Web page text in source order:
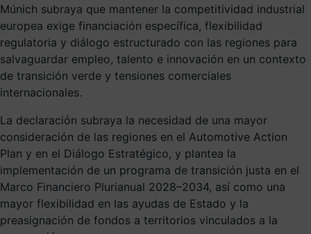
Múnich subraya que mantener la competitividad industrial
europea exige financiación específica, flexibilidad
regulatoria y diálogo estructurado con las regiones para
salvaguardar empleo, talento e innovación en un contexto
de transición verde y tensiones comerciales
internacionales.
La declaración subraya la necesidad de una mayor
consideración de las regiones en el Automotive Action
Plan y en el Diálogo Estratégico, y plantea la
implementación de un programa de transición justa en el
Marco Financiero Plurianual 2028–2034, así como una
mayor flexibilidad en las ayudas de Estado y la
preasignación de fondos a territorios vinculados a la